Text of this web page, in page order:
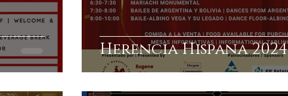
Herencia Hispana 2024